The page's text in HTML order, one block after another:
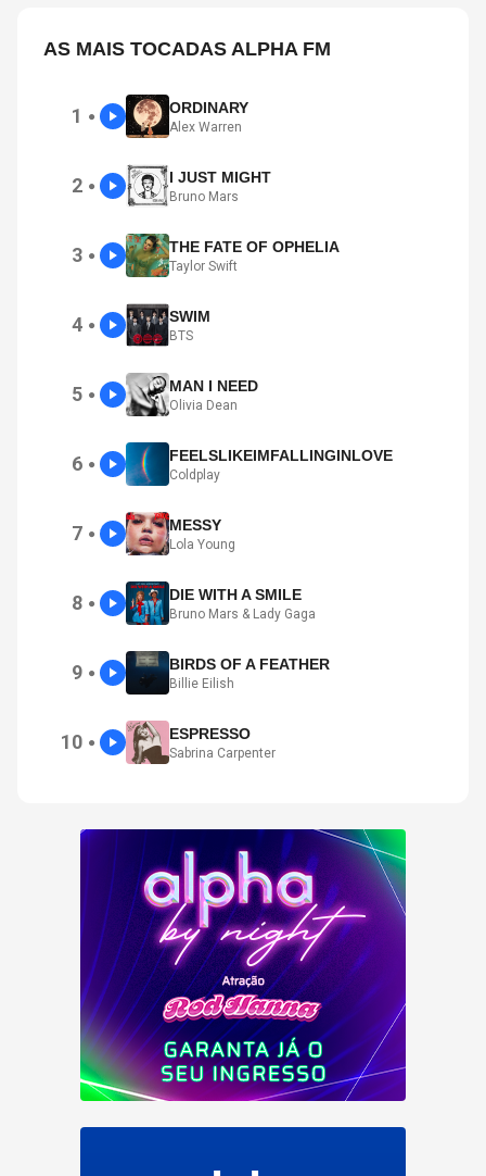
AS MAIS TOCADAS ALPHA FM
1 ● ORDINARY
Alex Warren
2 ● I JUST MIGHT
Bruno Mars
3 ● THE FATE OF OPHELIA
Taylor Swift
4 ● SWIM
BTS
5 ● MAN I NEED
Olivia Dean
6 ● FEELSLIKEIMFALLINGINLOVE
Coldplay
7 ● MESSY
Lola Young
8 ● DIE WITH A SMILE
Bruno Mars & Lady Gaga
9 ● BIRDS OF A FEATHER
Billie Eilish
10 ● ESPRESSO
Sabrina Carpenter